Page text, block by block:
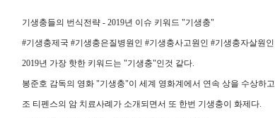
기생충들의 번식전략 - 2019년 이슈 키워드 "기생충"
#기생충제국 #기생충은질병원인 #기생충사고원인 #기생충자살원인
2019년 가장 핫한 키워드는 "기생충"인것 같다.
봉준호 감독의 영화 "기생충"이 세계 영화계에서 연속 상을 수상하고
조 티펜스의 암 치료사례가 소개되면서 또 한번 기생충이 화제다.